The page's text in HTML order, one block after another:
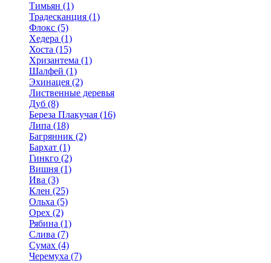
Тимьян (1)
Традесканция (1)
Флокс (5)
Хедера (1)
Хоста (15)
Хризантема (1)
Шалфей (1)
Эхинацея (2)
Лиственные деревья
Дуб (8)
Береза Плакучая (16)
Липа (18)
Багрянник (2)
Бархат (1)
Гинкго (2)
Вишня (1)
Ива (3)
Клен (25)
Ольха (5)
Орех (2)
Рябина (1)
Слива (7)
Сумах (4)
Черемуха (7)